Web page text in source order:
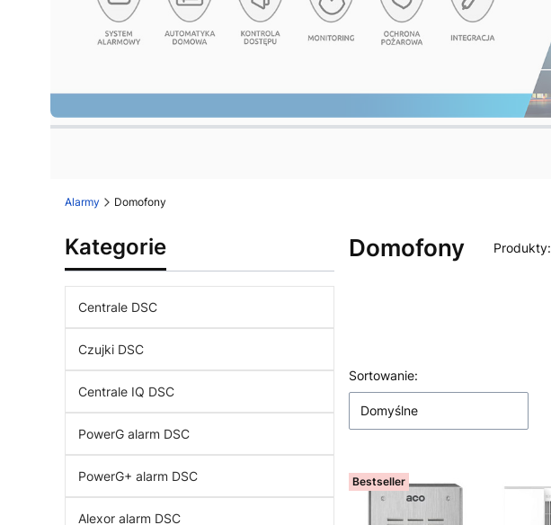
Naciśnij Enter lub spację, aby otworzyć stronę.
Naciśnij Enter lub spację, aby otworzyć stronę.
Naciśnij Enter lub spację, aby otworzyć stronę.
Alarmy Domofony
Kategorie
Centrale DSC
Czujki DSC
Centrale IQ DSC
PowerG alarm DSC
PowerG+ alarm DSC
Alexor alarm DSC
Domofony Produkty:
Lista produktów
Sortowanie:
Domyślne
Bestseller